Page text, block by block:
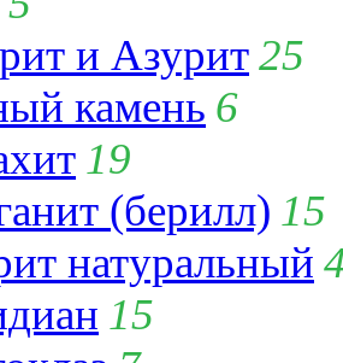
и Азурит25
камень 6
19
(берилл) 15
натуральный
15